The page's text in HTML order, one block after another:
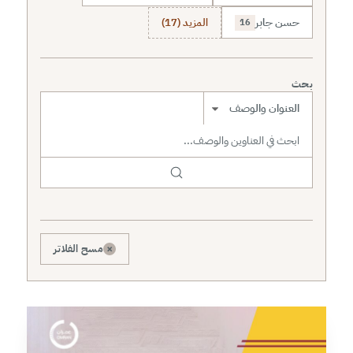
حسن جابر 16 المزيد (17)
بحث
نطاق البحث
× مسح الفلاتر